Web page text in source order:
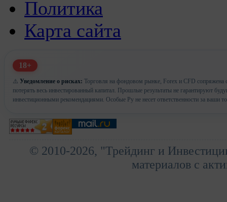
Политика
Карта сайта
18+
⚠️ Уведомление о рисках: Торговля на фондовом рынке, Forex и CFD сопряжена
потерять весь инвестированный капитал. Прошлые результаты не гарантируют
инвестиционными рекомендациями. Особые Ру не несет ответственности за ваши
© 2010-2026, "Трейдинг и
материалов с